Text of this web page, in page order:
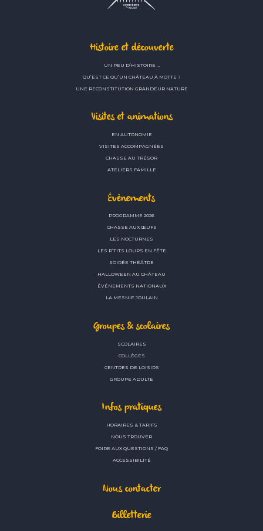
Histoire et découverte
UN PEU D’HISTOIRE …
QU’EST CE QU’UN CHÂTEAU À MOTTE ?
UNE RECONSTITUTION GRANDEUR NATURE
Visites et animations
EN AUTONOMIE
VISITES ACCOMPAGNÉES
CHASSE AU TRÉSOR
ATELIERS FAMILLE
Évènements
PROGRAMME 2026
CHASSE AUX ŒUFS
LES NOCTURNES
LES P’TITS LOUPS EN FÊTE
SOIRÉE THÉÂTRE
HALLOWEEN AU CHÂTEAU
ÉVÉNEMENTS NATIONAUX
LA MESNIE JOULAIN
Groupes & scolaires
SCOLAIRES
COLLÈGES
CENTRES DE LOISIRS
GROUPE ADULTE
Infos pratiques
HORAIRES & TARIFS
NOUS TROUVER
FOIRE AUX QUESTIONS / FAQ
ACCESSIBILITÉ
Nous contacter
Billetterie